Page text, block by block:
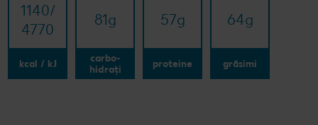
1140/​
4770
kcal / kJ
81g
carbo-
hidrați
57g
proteine
64g
grăsimi